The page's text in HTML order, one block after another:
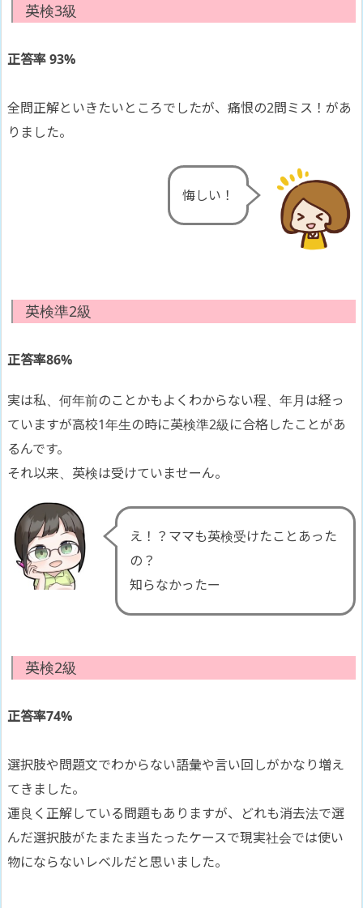
英検3級
正答率 93%
全問正解といきたいところでしたが、痛恨の2問ミス！があ
りました。
悔しい！
英検準2級
正答率86%
実は私、何年前のことかもよくわからない程、年月は経っ
ていますが高校1年生の時に英検準2級に合格したことがあ
るんです。
それ以来、英検は受けていませーん。
え！？ママも英検受けたことあった
の？
知らなかったー
英検2級
正答率74%
選択肢や問題文でわからない語彙や言い回しがかなり増え
てきました。
運良く正解している問題もありますが、どれも消去法で選
んだ選択肢がたまたま当たったケースで現実社会では使い
物にならないレベルだと思いました。